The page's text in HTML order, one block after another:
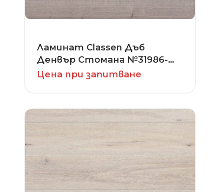
Ламинат Classen Дъб
Денвър Стомана №31986-
серия Dynamic
Цена при запитване